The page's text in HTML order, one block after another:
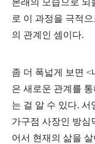
본래의 모습으로 되
로 이 과정을 극적
의 관계인 셈이다.
좀 더 폭넓게 보면
은 새로운 관계를
는 걸 알 수 있다.
가구점 사장인 방심
어서 현재의 삶을